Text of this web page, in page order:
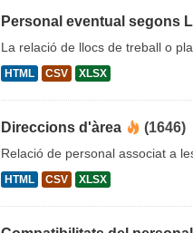
Personal eventual segons
La relació de llocs de treball o
HTML CSV XLSX
Direccions d'àrea (1646)
Relació de personal associat a
HTML CSV XLSX